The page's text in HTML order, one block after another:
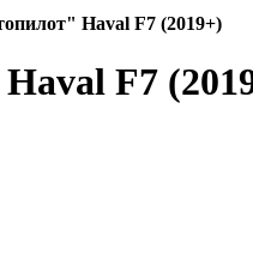
Haval F7 (2019+)
F7